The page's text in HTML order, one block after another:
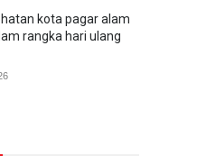
kota pagar alam
rangka hari ulang